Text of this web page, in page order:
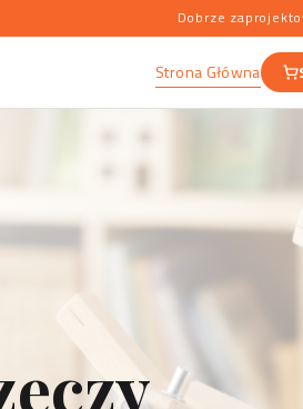
Dobrze
Strona Główna